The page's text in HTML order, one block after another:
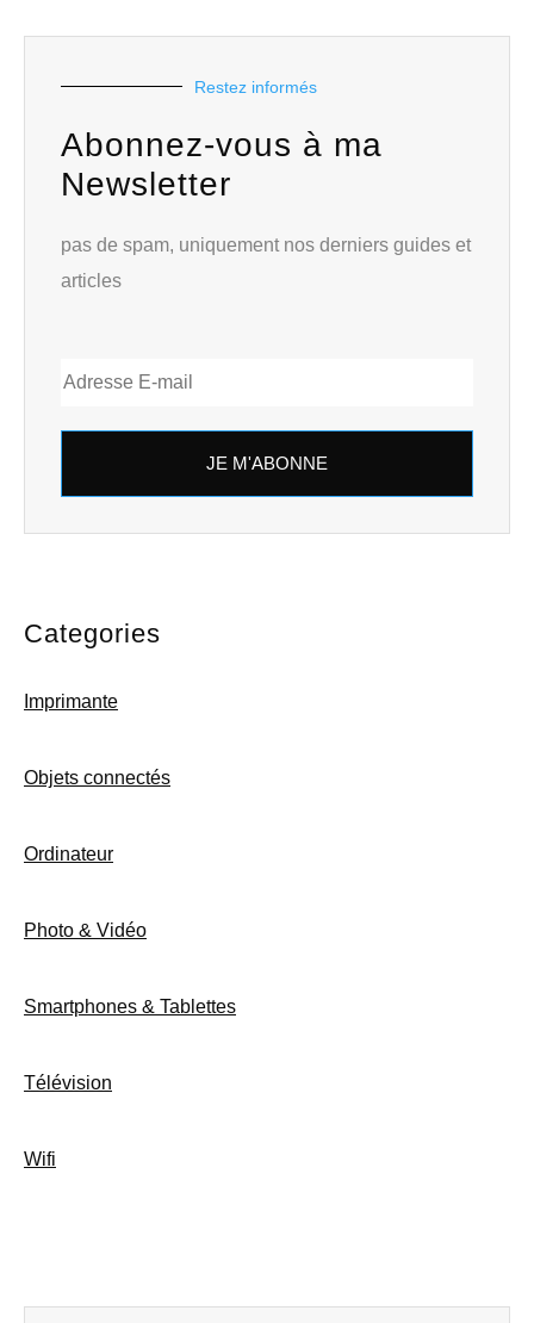
Restez informés
Abonnez-vous à ma
Newsletter
pas de spam, uniquement nos derniers guides et
articles
JE M'ABONNE
Categories
Imprimante
Objets connectés
Ordinateur
Photo & Vidéo
Smartphones & Tablettes
Télévision
Wifi